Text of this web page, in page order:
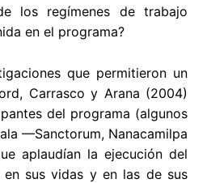
los regímenes de trabajo
en el programa?
que permitieron un
Carrasco y Arana (2004)
del programa (algunos
—Sanctorum, Nanacamilpa
aplaudían la ejecución del
sus vidas y en las de sus